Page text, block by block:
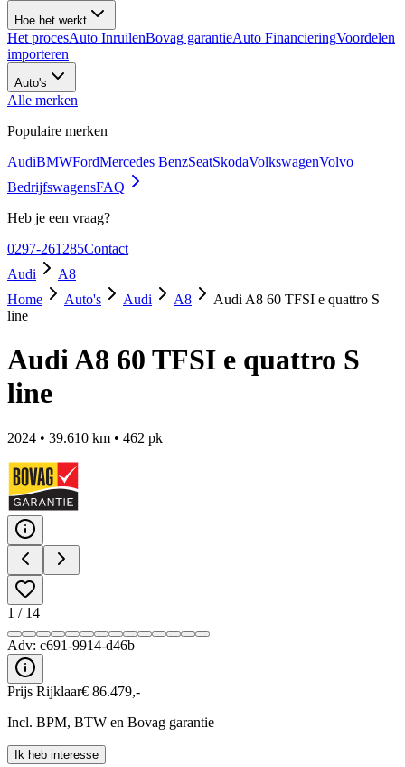
Hoe het werkt
Het procesAuto InruilenBovag garantieAuto FinancieringVoordelen
importeren
Auto's
Alle merken
Populaire merken
AudiBMWFordMercedes BenzSeatSkodaVolkswagenVolvo
BedrijfswagensFAQ
Heb je een vraag?
0297-261285Contact
Audi
A8
Home
Auto's Audi A8
Audi A8 60 TFSI e quattro S
line
Audi A8 60 TFSI e quattro S
line
2024 • 39.610 km • 462 pk
1 / 14
Adv: c691-9914-d46b
Prijs Rijklaar€ 86.479,-
Incl. BPM, BTW en Bovag garantie
Ik heb interesse